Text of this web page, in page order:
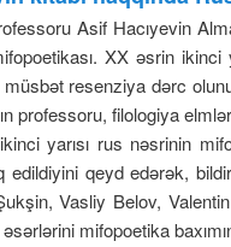
Asif Hacıyevin
XX əsrin ikinci
resenziya dərc
professoru, filologiya
yarısı rus nəsrinin
edildiyini qeyd edərək,
Vasliy Belov,
mifopoetika